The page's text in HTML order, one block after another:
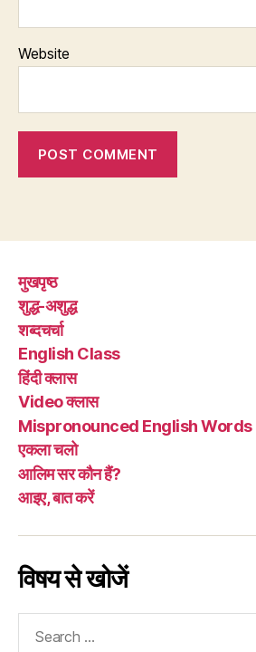
Website
मुखपृष्ठ
शुद्ध-अशुद्ध
शब्दचर्चा
English Class
हिंदी क्लास
Video क्लास
Mispronounced English Words
एकला चलो
आलिम सर कौन हैं?
आइए, बात करें
विषय से खोजें